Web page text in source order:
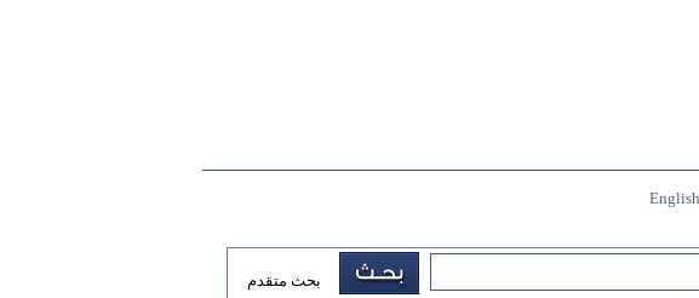
English
بحث متقدم